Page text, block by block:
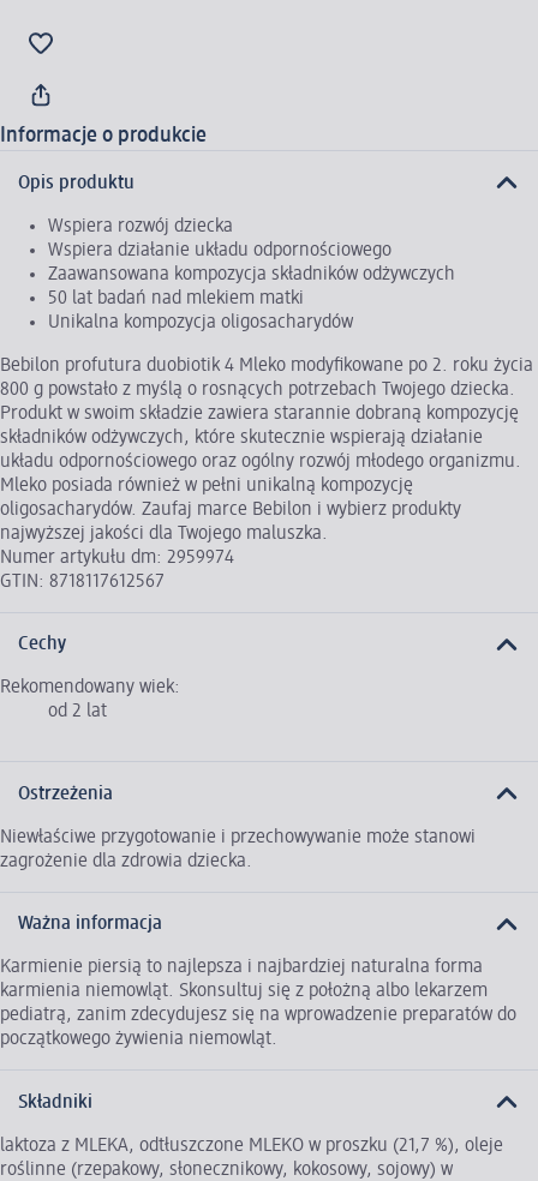
Informacje o produkcie
Opis produktu
Wspiera rozwój dziecka
Wspiera działanie układu odpornościowego
Zaawansowana kompozycja składników odżywczych
50 lat badań nad mlekiem matki
Unikalna kompozycja oligosacharydów
Bebilon profutura duobiotik 4 Mleko modyfikowane po 2. roku życia
800 g powstało z myślą o rosnących potrzebach Twojego dziecka.
Produkt w swoim składzie zawiera starannie dobraną kompozycję
składników odżywczych, które skutecznie wspierają działanie
układu odpornościowego oraz ogólny rozwój młodego organizmu.
Mleko posiada również w pełni unikalną kompozycję
oligosacharydów. Zaufaj marce Bebilon i wybierz produkty
najwyższej jakości dla Twojego maluszka.
Numer artykułu dm: 2959974
GTIN: 8718117612567
Cechy
Rekomendowany wiek:
od 2 lat
Ostrzeżenia
Niewłaściwe przygotowanie i przechowywanie może stanowi
zagrożenie dla zdrowia dziecka.
Ważna informacja
Karmienie piersią to najlepsza i najbardziej naturalna forma
karmienia niemowląt. Skonsultuj się z położną albo lekarzem
pediatrą, zanim zdecydujesz się na wprowadzenie preparatów do
początkowego żywienia niemowląt.
Składniki
laktoza z MLEKA, odtłuszczone MLEKO w proszku (21,7 %), oleje
roślinne (rzepakowy, słonecznikowy, kokosowy, sojowy) w